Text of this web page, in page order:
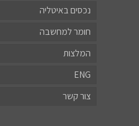
נכסים באיטליה
חומר למחשבה
המלצות
ENG
צור קשר